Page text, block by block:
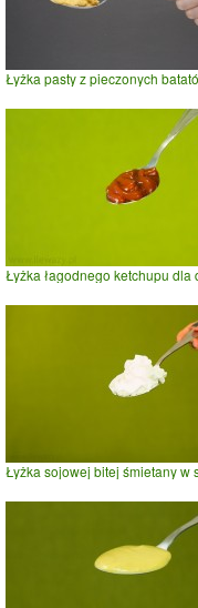
Łyżka pasty z pieczonych
Łyżka łagodnego ketchupu dla
Łyżka sojowej bitej śmietany w